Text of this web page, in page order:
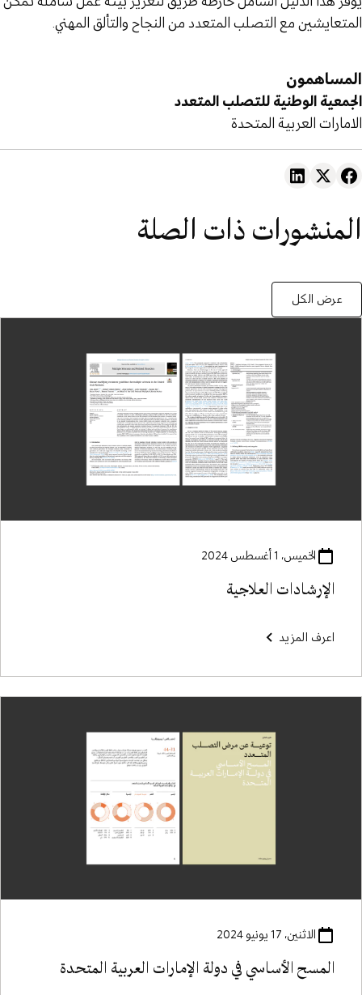
المساهمون
الجمعية الوطنية للتصلب المتعدد
الامارات العربية المتحدة
المتعايشين مع التصلب المتعدد من النجاح والتألق المهني.
المنشورات ذات الصلة
عرض الكل
الخميس، 1 أغسطس 2024
الإرشادات العلاجية
اعرف المزيد
الاثنين، 17 يونيو 2024
اﻟﻤﺴﺢ الأساسي في دولة الإمارات العربية المتحدة